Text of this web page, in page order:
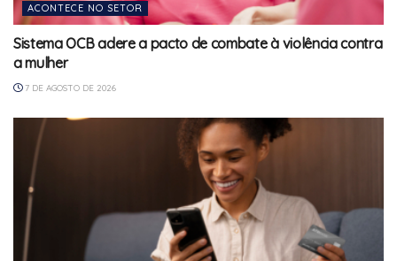
ACONTECE NO SETOR
Sistema OCB adere a pacto de combate à violência contra
a mulher
7 DE AGOSTO DE 2026